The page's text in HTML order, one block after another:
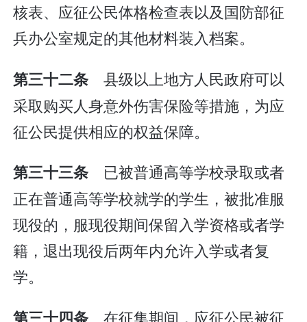
核表、应征公民体格检查表以及国防部征
兵办公室规定的其他材料装入档案。
第三十二条 县级以上地方人民政府可以
采取购买人身意外伤害保险等措施，为应
征公民提供相应的权益保障。
第三十三条 已被普通高等学校录取或者
正在普通高等学校就学的学生，被批准服
现役的，服现役期间保留入学资格或者学
籍，退出现役后两年内允许入学或者复
学。
第三十四条 在征集期间，应征公民被征